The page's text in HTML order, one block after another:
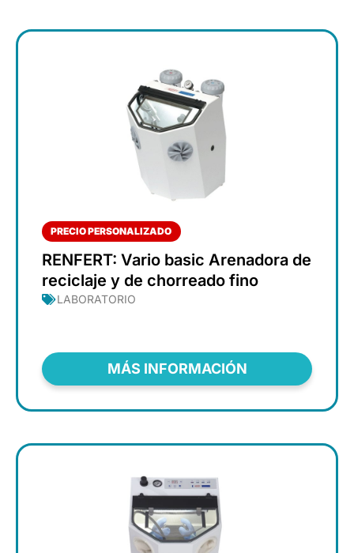
PRECIO PERSONALIZADO
RENFERT: Vario basic Arenadora de
reciclaje y de chorreado fino
LABORATORIO
MÁS INFORMACIÓN